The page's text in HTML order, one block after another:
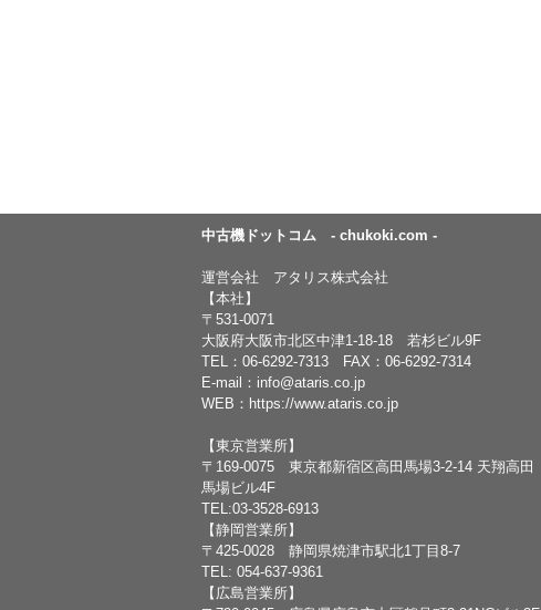
中古機ドットコム - chukoki.com -
運営会社 アタリス株式会社
【本社】
〒531-0071
大阪府大阪市北区中津1-18-18 若杉ビル9F
TEL： 06-6292-7313 FAX：06-6292-7314
E-mail： info@ataris.co.jp
WEB： https://www.ataris.co.jp
【東京営業所】
〒169-0075 東京都新宿区高田馬場3-2-14 天翔高田
馬場ビル4F
TEL:03-3528-6913
【静岡営業所】
〒425-0028 静岡県焼津市駅北1丁目8-7
TEL: 054-637-9361
【広島営業所】